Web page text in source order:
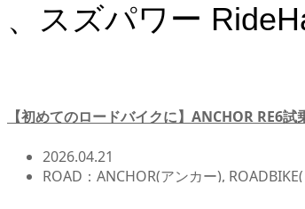
、スズパワー
【初めてのロードバイクに】ANCHOR RE6
2026.04.21
ROAD：ANCHOR(アンカー),